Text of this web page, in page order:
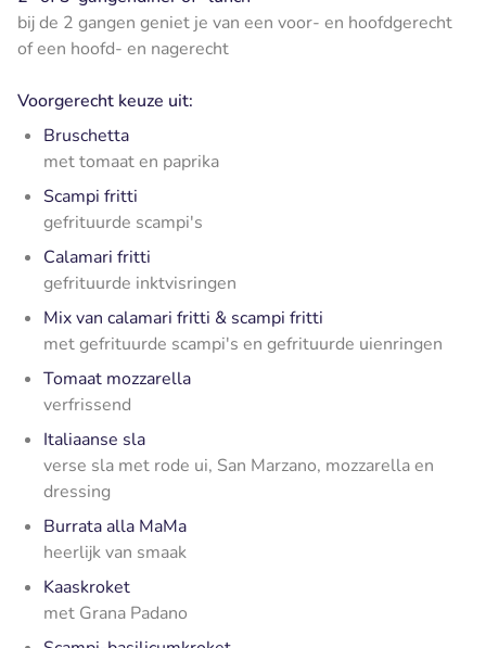
bij de 2 gangen geniet je van een voor- en hoofdgerecht
of een hoofd- en nagerecht
Voorgerecht keuze uit:
Bruschetta
met tomaat en paprika
Scampi fritti
gefrituurde scampi's
Calamari fritti
gefrituurde inktvisringen
Mix van calamari fritti & scampi fritti
met gefrituurde scampi's en gefrituurde uienringen
Tomaat mozzarella
verfrissend
Italiaanse sla
verse sla met rode ui, San Marzano, mozzarella en
dressing
Burrata alla MaMa
heerlijk van smaak
Kaaskroket
met Grana Padano